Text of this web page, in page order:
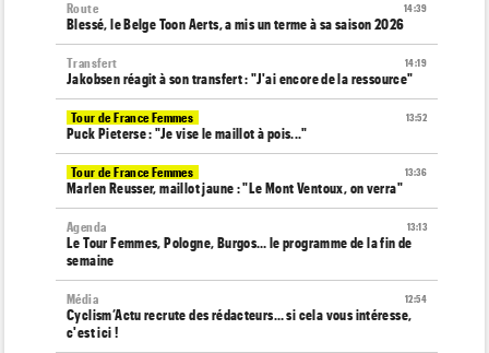
14:39
Route
Blessé, le Belge Toon Aerts, a mis un terme à sa saison 2026
14:19
Transfert
Jakobsen réagit à son transfert : "J'ai encore de la ressource"
13:52
Tour de France Femmes
Puck Pieterse : "Je vise le maillot à pois..."
13:36
Tour de France Femmes
Marlen Reusser, maillot jaune : "Le Mont Ventoux, on verra"
13:13
Agenda
Le Tour Femmes, Pologne, Burgos… le programme de la fin de
semaine
12:54
Média
Cyclism’Actu recrute des rédacteurs… si cela vous intéresse,
c'est ici !